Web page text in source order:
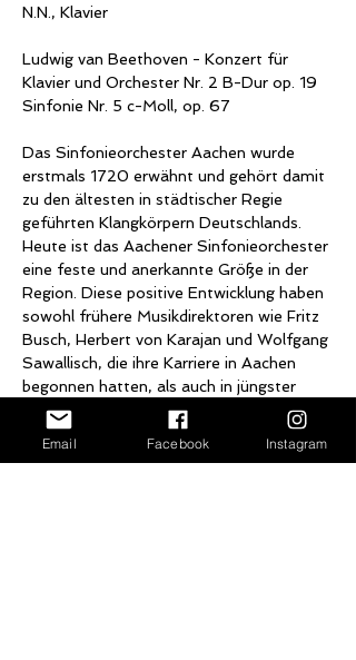
Ludwig van Beethoven - Konzert für
Klavier und Orchester Nr. 2 B-Dur op. 19
Das Sinfonieorchester Aachen wurde
erstmals 1720 erwähnt und gehört damit
zu den ältesten in städtischer Regie
geführten Klangkörpern Deutschlands.
Heute ist das Aachener Sinfonieorchester
eine feste und anerkannte Größe in der
Region. Diese positive Entwicklung haben
sowohl frühere Musikdirektoren wie Fritz
Busch, Herbert von Karajan und Wolfgang
Sawallisch, die ihre Karriere in Aachen
begonnen hatten, als auch in jüngster
Zeit Marcus Bosch und Kazem Abdullah
insbesondere dank zahlreicher
Email Facebook Instagram